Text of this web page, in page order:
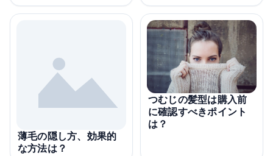
薄毛の隠し方、効果的
な方法は？
つむじの髪型は購入前
に確認すべきポイント
は？